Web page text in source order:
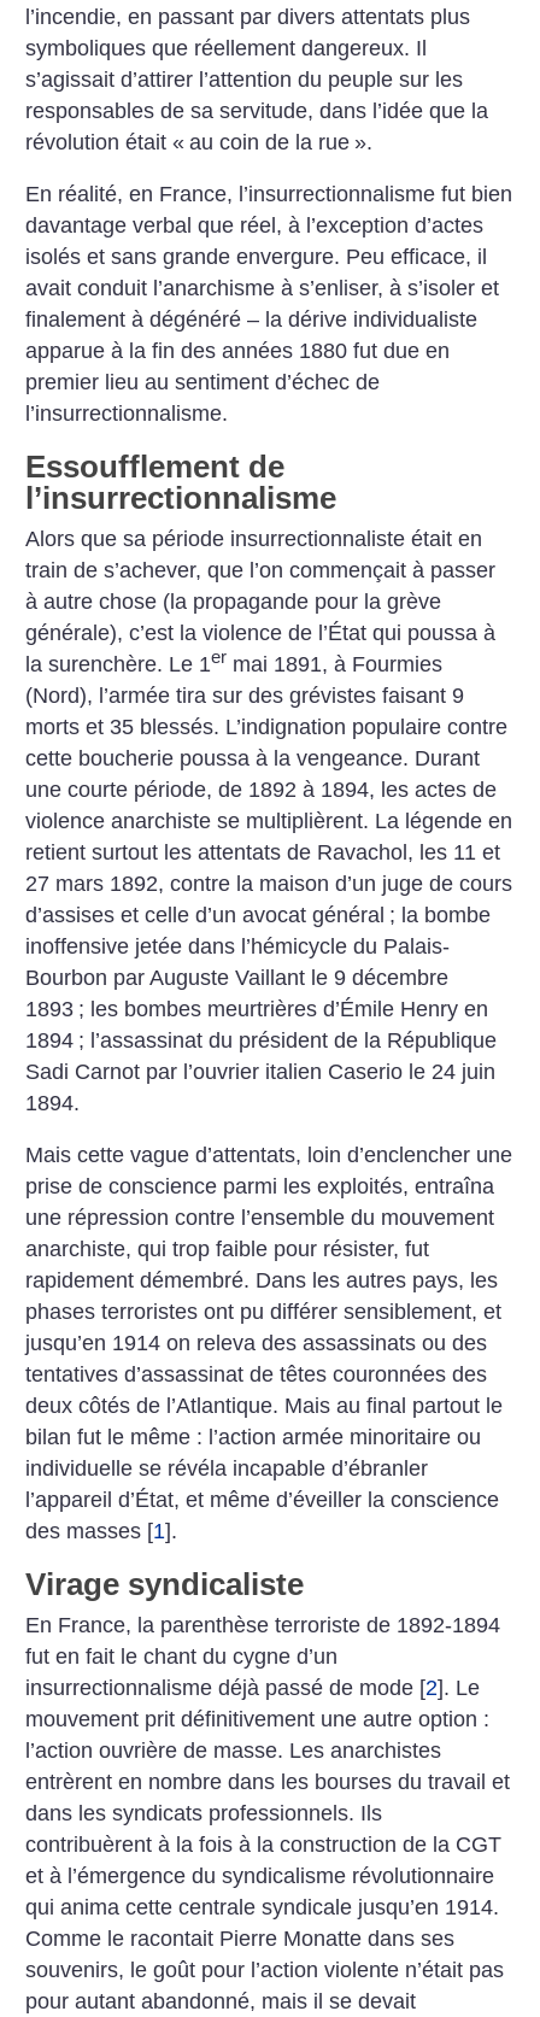
l’incendie, en passant par divers attentats plus
symboliques que réellement dangereux. Il
s’agissait d’attirer l’attention du peuple sur les
responsables de sa servitude, dans l’idée que la
révolution était « au coin de la rue ».
En réalité, en France, l’insurrectionnalisme fut bien
davantage verbal que réel, à l’exception d’actes
isolés et sans grande envergure. Peu efficace, il
avait conduit l’anarchisme à s’enliser, à s’isoler et
finalement à dégénéré – la dérive individualiste
apparue à la fin des années 1880 fut due en
premier lieu au sentiment d’échec de
l’insurrectionnalisme.
Essoufflement de
l’insurrectionnalisme
Alors que sa période insurrectionnaliste était en
train de s’achever, que l’on commençait à passer
à autre chose (la propagande pour la grève
générale), c’est la violence de l’État qui poussa à
la surenchère. Le 1er mai 1891, à Fourmies
(Nord), l’armée tira sur des grévistes faisant 9
morts et 35 blessés. L’indignation populaire contre
cette boucherie poussa à la vengeance. Durant
une courte période, de 1892 à 1894, les actes de
violence anarchiste se multiplièrent. La légende en
retient surtout les attentats de Ravachol, les 11 et
27 mars 1892, contre la maison d’un juge de cours
d’assises et celle d’un avocat général ; la bombe
inoffensive jetée dans l’hémicycle du Palais-
Bourbon par Auguste Vaillant le 9 décembre
1893 ; les bombes meurtrières d’Émile Henry en
1894 ; l’assassinat du président de la République
Sadi Carnot par l’ouvrier italien Caserio le 24 juin
1894.
Mais cette vague d’attentats, loin d’enclencher une
prise de conscience parmi les exploités, entraîna
une répression contre l’ensemble du mouvement
anarchiste, qui trop faible pour résister, fut
rapidement démembré. Dans les autres pays, les
phases terroristes ont pu différer sensiblement, et
jusqu’en 1914 on releva des assassinats ou des
tentatives d’assassinat de têtes couronnées des
deux côtés de l’Atlantique. Mais au final partout le
bilan fut le même : l’action armée minoritaire ou
individuelle se révéla incapable d’ébranler
l’appareil d’État, et même d’éveiller la conscience
des masses [1].
Virage syndicaliste
En France, la parenthèse terroriste de 1892-1894
fut en fait le chant du cygne d’un
insurrectionnalisme déjà passé de mode [2]. Le
mouvement prit définitivement une autre option :
l’action ouvrière de masse. Les anarchistes
entrèrent en nombre dans les bourses du travail et
dans les syndicats professionnels. Ils
contribuèrent à la fois à la construction de la CGT
et à l’émergence du syndicalisme révolutionnaire
qui anima cette centrale syndicale jusqu’en 1914.
Comme le racontait Pierre Monatte dans ses
souvenirs, le goût pour l’action violente n’était pas
pour autant abandonné, mais il se devait